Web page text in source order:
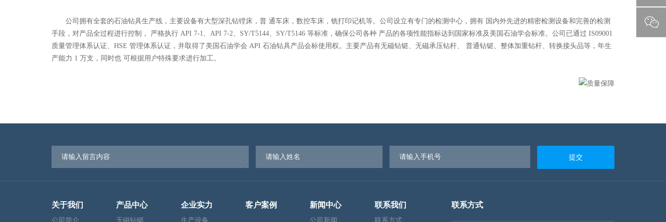
公司拥有全套的石油钻具生产线，主要设备有大型深孔钻镗床，普 通车床，数控车床，铣打印记机等。公司设立有专门的检测中心，拥有 国内外先进的精密检测设备和完善的检测
手段，对产品全过程进行控制， 严格执行 API 7-1、API 7-2、SY/T5144、SY/T5146 等标准，确保公司各种 产品的各项性能指标达到国家标准及美国石油学会标准。公司已通过 IS09001
质量管理体系认证、HSE 管理体系认证，并取得了美国石油学会 API 石油钻具产品会标使用权。主要产品有无磁钻铤、无磁承压钻杆、 普通钻铤、整体加重钻杆、转换接头品等，年生
产能力 1 万支，同时也 可根据用户特殊要求进行加工。
提交
关于我们
公司简介
产品中心
无磁钻铤
企业实力
生产设备
客户案例 新闻中心
公司新闻
联系我们
联系方式
联系方式